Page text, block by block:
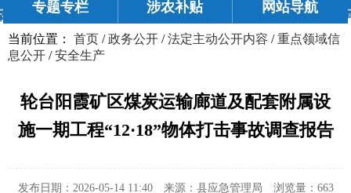
专题专栏 涉农补贴 网站导航
当前位置： 首页 /政务公开 /法定主动公开内容 /重点领域信
息公开 /安全生产
轮台阳霞矿区煤炭运输廊道及配套附属设
施一期工程“12·18”物体打击事故调查报告
发布日期：2026-05-14 11:40 来源：县应急管理局 浏览量： 663